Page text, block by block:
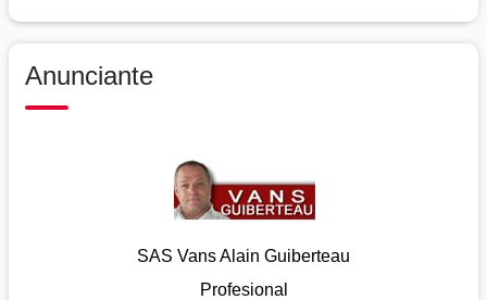
Anunciante
SAS Vans Alain Guiberteau
Profesional